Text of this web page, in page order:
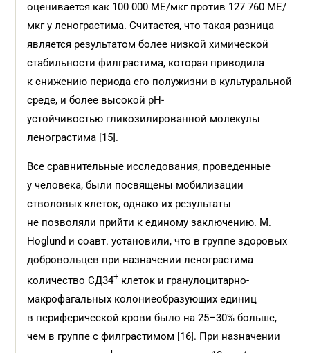
оценивается как 100 000 ­МЕ/мкг против 127 760 МЕ/
мкг у ленограстима. Считается, что такая разница
является результатом более низкой химической
стабильности филграстима, которая приводила
к снижению периода его полужизни в культуральной
среде, и более высокой рН-
устойчивостью гликозилированной молекулы
ленограстима [15].
Все сравнительные исследования, проведенные
у человека, были посвящены мобилизации
стволовых клеток, однако их результаты
не позволяли прийти к единому заключению. M.
Hoglund и соавт. установили, что в группе здоровых
добровольцев при назначении ленограстима
количество CД34+ клеток и гранулоцитарно-
макрофагальных колониеобразующих единиц
в периферической крови было на 25–30% больше,
чем в группе с филграстимом [16]. При назначении